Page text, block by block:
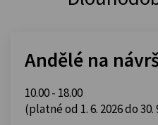
Andělé na
10.00 - 18.00
(platné od 1. 6. 2026 do 30.